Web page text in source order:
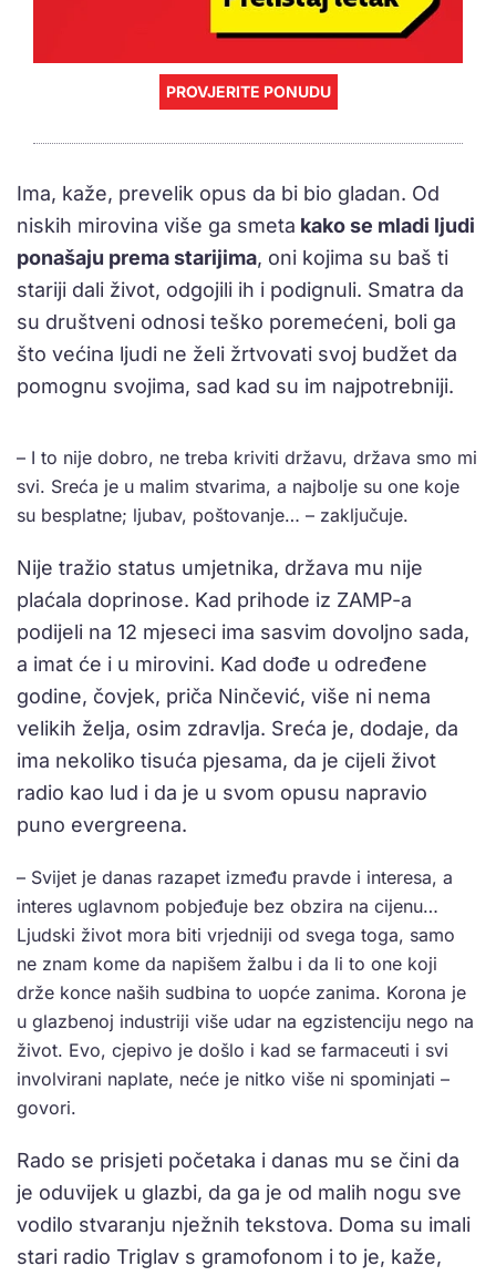
PROVJERITE PONUDU
Ima, kaže, prevelik opus da bi bio gladan. Od
niskih mirovina više ga smeta kako se mladi ljudi
ponašaju prema starijima, oni kojima su baš ti
stariji dali život, odgojili ih i podignuli. Smatra da
su društveni odnosi teško poremećeni, boli ga
što većina ljudi ne želi žrtvovati svoj budžet da
pomognu svojima, sad kad su im najpotrebniji.
– I to nije dobro, ne treba kriviti državu, država smo mi
svi. Sreća je u malim stvarima, a najbolje su one koje
su besplatne; ljubav, poštovanje… – zaključuje.
Nije tražio status umjetnika, država mu nije
plaćala doprinose. Kad prihode iz ZAMP-a
podijeli na 12 mjeseci ima sasvim dovoljno sada,
a imat će i u mirovini. Kad dođe u određene
godine, čovjek, priča Ninčević, više ni nema
velikih želja, osim zdravlja. Sreća je, dodaje, da
ima nekoliko tisuća pjesama, da je cijeli život
radio kao lud i da je u svom opusu napravio
puno evergreena.
– Svijet je danas razapet između pravde i interesa, a
interes uglavnom pobjeđuje bez obzira na cijenu…
Ljudski život mora biti vrjedniji od svega toga, samo
ne znam kome da napišem žalbu i da li to one koji
drže konce naših sudbina to uopće zanima. Korona je
u glazbenoj industriji više udar na egzistenciju nego na
život. Evo, cjepivo je došlo i kad se farmaceuti i svi
involvirani naplate, neće je nitko više ni spominjati –
govori.
Rado se prisjeti početaka i danas mu se čini da
je oduvijek u glazbi, da ga je od malih nogu sve
vodilo stvaranju nježnih tekstova. Doma su imali
stari radio Triglav s gramofonom i to je, kaže,